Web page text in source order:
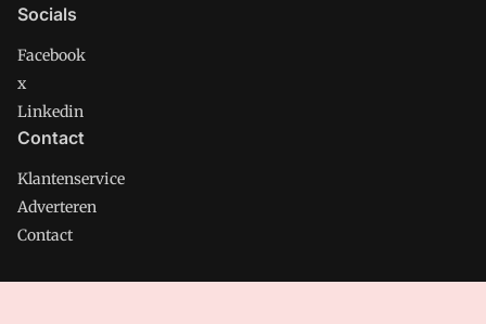
Socials
Facebook
x
Linkedin
Contact
Klantenservice
Adverteren
Contact